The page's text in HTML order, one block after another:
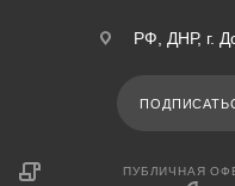
РФ, ДНР, г.
ПУБЛИЧНАЯ